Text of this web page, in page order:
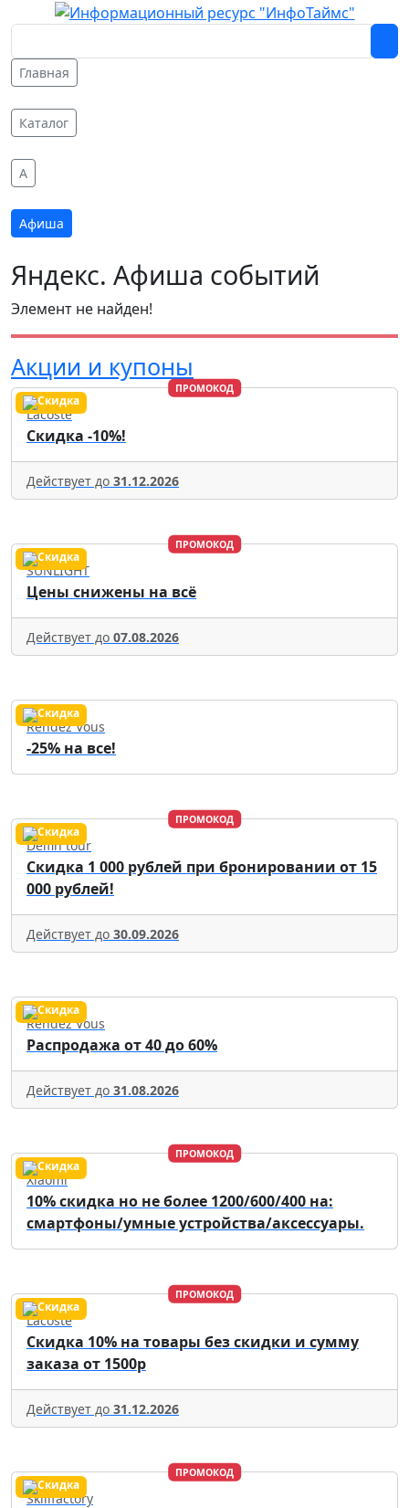
Главная
Каталог
A
Афиша
Яндекс. Афиша событий
Элемент не найден!
Акции и купоны
ПРОМОКОД
Lacoste
Скидка -10%!
Действует до 31.12.2026
ПРОМОКОД
SUNLIGHT
Цены снижены на всё
Действует до 07.08.2026
Rendez Vous
-25% на все!
ПРОМОКОД
Delfin tour
Скидка 1 000 рублей при бронировании от 15
000 рублей!
Действует до 30.09.2026
Rendez Vous
Распродажа от 40 до 60%
Действует до 31.08.2026
ПРОМОКОД
Xiaomi
10% скидка но не более 1200/600/400 на:
смартфоны/умные устройства/аксессуары.
ПРОМОКОД
Lacoste
Скидка 10% на товары без скидки и сумму
заказа от 1500р
Действует до 31.12.2026
ПРОМОКОД
Skillfactory